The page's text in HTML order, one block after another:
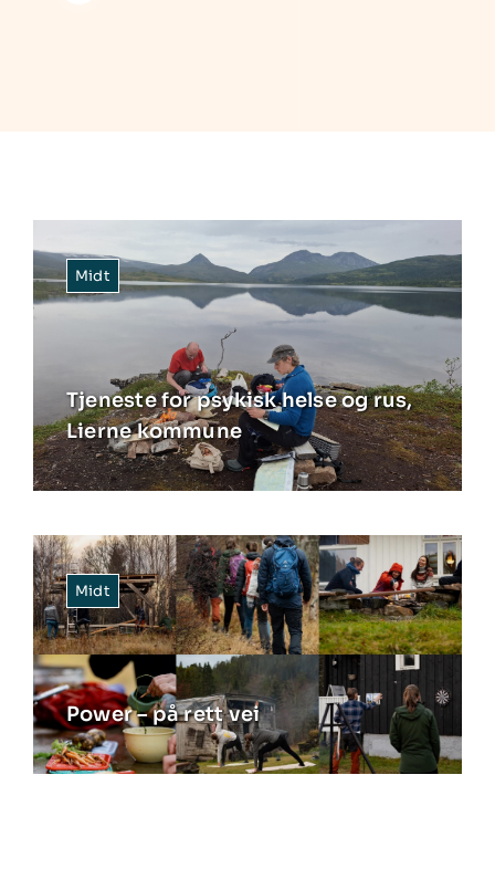
Midt
Tjeneste for psykisk helse og rus,
Lierne kommune
Midt
Power – på rett vei